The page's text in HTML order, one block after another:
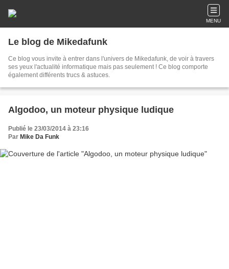
MENU
Le blog de Mikedafunk
Ce blog vous invite à entrer dans l'univers de Mikedafunk, de voir à travers
ses yeux l'actualité informatique mais pas seulement ! Ce blog comporte
également différents trucs & astuces.
Algodoo, un moteur physique ludique
Publié le 23/03/2014 à 23:16
Par Mike Da Funk